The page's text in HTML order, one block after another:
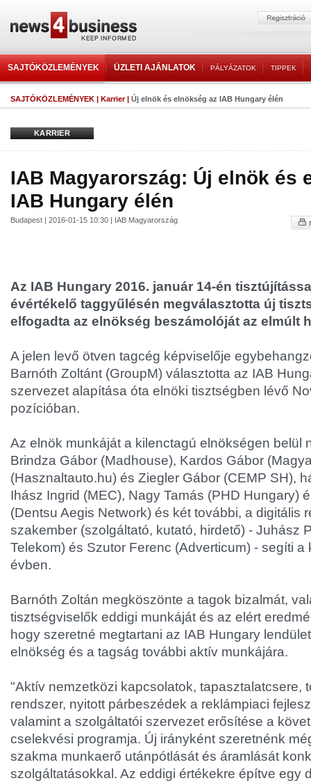
SAJTÓKÖZLEMÉNYEK ÜZLETI AJÁNLATOK PÁLYÁZATOK TIPPEK
SAJTÓKÖZLEMÉNYEK | Karrier| Új elnök és elnökség az IAB Hungary élén
KARRIER
IAB Magyarország: Új elnök és
IAB Hungary élén
Budapest | 2016-01-15 10:30 | IAB Magyarország
Az IAB Hungary 2016. január 14-én
évértékelő taggyűlésén megválasztotta új
elfogadta az elnökség beszámolóját az elmúlt
A jelen levő ötven tagcég képviselője
Barnóth Zoltánt (GroupM) választotta az IAB
szervezet alapítása óta elnöki tisztségben lévő
pozícióban.
Az elnök munkáját a kilenctagú elnökségen belül
Brindza Gábor (Madhouse), Kardos Gábor
(Hasznaltauto.hu) és Ziegler Gábor (CEMP SH),
Ihász Ingrid (MEC), Nagy Tamás (PHD Hungary)
(Dentsu Aegis Network) és két további, a digitális
szakember (szolgáltató, kutató, hirdető) - Juhász
Telekom) és Szutor Ferenc (Adverticum) - segíti a
évben.
Barnóth Zoltán megköszönte a tagok bizalmát,
tisztségviselők eddigi munkáját és az elért
hogy szeretné megtartani az IAB Hungary
elnökség és a tagság további aktív munkájára.
"Aktív nemzetközi kapcsolatok, tapasztalatcsere,
rendszer, nyitott párbeszédek a reklámpiaci
valamint a szolgáltatói szervezet erősítése a
cselekvési programja. Új irányként szeretnénk
szakma munkaerő utánpótlását és áramlását
szolgáltatásokkal. Az eddigi értékekre építve egy